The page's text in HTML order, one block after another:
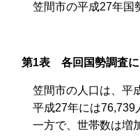
笠間市の平成27年国
第1表 各回国勢調査に
笠間市の人口は、平
平成27年には76,739
一方で、世帯数は増